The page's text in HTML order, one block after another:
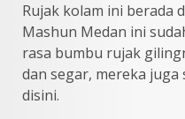
Rujak kolam ini berada
Mashun Medan ini
rasa bumbu rujak
dan segar, mereka
disini.